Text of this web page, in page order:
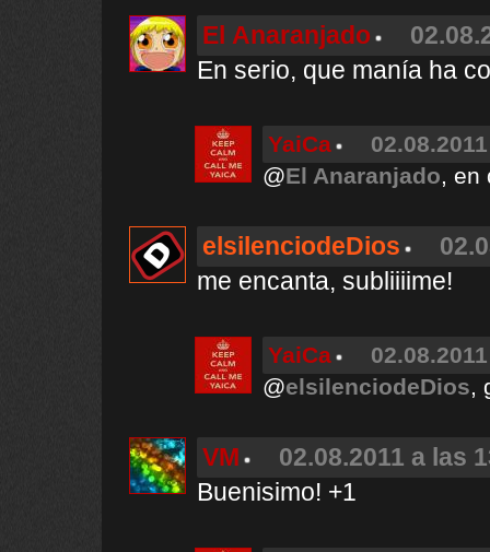
El Anaranjado
En serio, que manía ha
YaiCa
@El Anaranjado, en
elsilenciodeDios
me encanta, subliiiime!
YaiCa
@elsilenciodeDios,
VM
02.08.2011 a las
Buenisimo! +1